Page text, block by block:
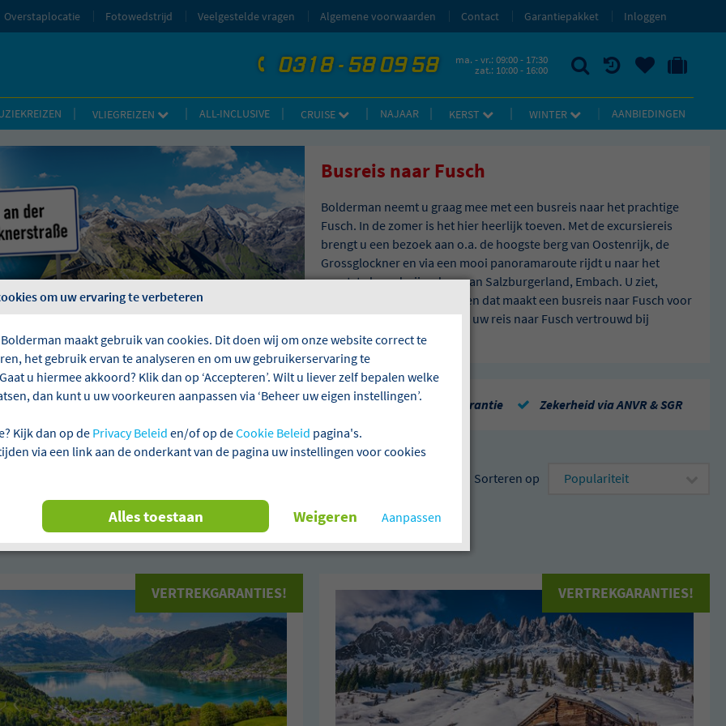
telefoon
0318 - 58 09 58 ma. - vr.: 09:00 - 17:30
zat.: 10:00 - 16:00 ZOEKEN UW BEWAARDE REIZEN
VLIEGREIZEN ALL-INCLUSIVE CRUISE NAJAAR KERST WINTER AANBIEDINGEN
Overstaplocatie Fotowedstrijd Veelgestelde vragen Algemene voorwaarden Contact Garantiepakket Inloggen
Busreis naar Fusch
Bolderman neemt u graag mee met een busreis naar het prachtige
Fusch. In de zomer is het hier heerlijk toeven. Met de excursiereis
brengt u een bezoek aan o.a. de hoogste berg van Oostenrijk, de
Grossglockner en via een mooi panoramaroute rijdt u naar het
grootste boerderijendorp van Salzburgerland, Embach. U ziet,
Oostenrijk is erg veelzijdig en dat maakt een busreis naar Fusch voor
iedereen aangenaam! Boek uw reis naar Fusch vertrouwd bij
Bolderman!
Aanbetalen niet verplicht Laagste prijsgarantie Repatriëringsgarantie Zekerheid via ANVR & SGR
2 reizen gevonden Sorteren op
Fusch Busreizen Alles wissen
VERTREKGARANTIES! VERTREKGARANTIES!
om uw ervaring te verbeteren
maakt gebruik van cookies. Dit doen wij om onze website correct te
het gebruik ervan te analyseren en om uw gebruikerservaring te
u hiermee akkoord? Klik dan op ‘Accepteren’. Wilt u liever zelf bepalen welke
dan kunt u uw voorkeuren aanpassen via ‘Beheer uw eigen instellingen’.
Kijk dan op de Privacy Beleid en/of op deCookie Beleid pagina's.
via een link aan de onderkant van de pagina uw instellingen voor cookies
Aanpassen
Weigeren
Alles toestaan